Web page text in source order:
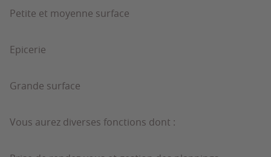
Petite et moyenne surface
Epicerie
Grande surface
Vous aurez diverses fonctions dont :